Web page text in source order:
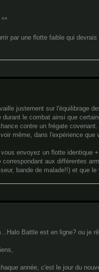
^^
par une flotte faible qui
justement sur l'équilibrage
durant le combat ainsi que
contre un frégate
même, dans l'expérience
envoyez un flotte identique
aux différentes
bande de malade!!) et que
Battle est en ligne? ou je
année, c'est le jour du